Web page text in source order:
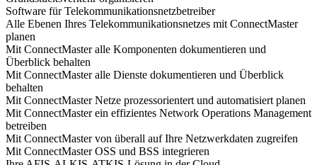
Software für Telekommunikationsnetzbetreiber
Alle Ebenen Ihres Telekommunikationsnetzes mit ConnectMaster
planen
Mit ConnectMaster alle Komponenten dokumentieren und
Überblick behalten
Mit ConnectMaster alle Dienste dokumentieren und Überblick
behalten
Mit ConnectMaster Netze prozessorientert und automatisiert planen
Mit ConnectMaster ein effizientes Network Operations Management
betreiben
Mit ConnectMaster von überall auf Ihre Netzwerkdaten zugreifen
Mit ConnectMaster OSS und BSS integrieren